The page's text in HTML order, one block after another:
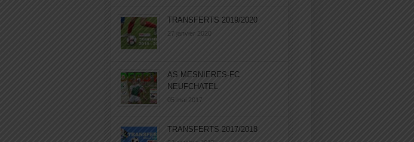
TRANSFERTS 2019/2020
27 janvier 2020
AS MESNIERES-FC
NEUFCHATEL
05 mai 2017
TRANSFERTS 2017/2018